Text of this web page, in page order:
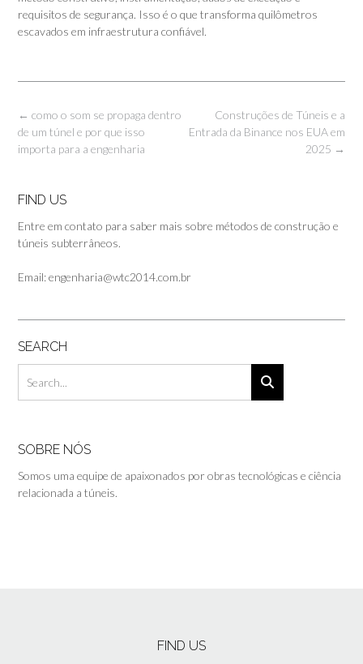
requisitos de segurança. Isso é o que transforma quilômetros
escavados em infraestrutura confiável.
Post
navigation
Construções de Túneis e a
Entrada da Binance nos EUA em
2025 →
← como o som se propaga dentro
de um túnel e por que isso
importa para a engenharia
FIND US
Entre em contato para saber mais sobre métodos de construção e
túneis subterrâneos.
Email: engenharia@wtc2014.com.br
SEARCH
SOBRE NÓS
Somos uma equipe de apaixonados por obras tecnológicas e ciência
relacionada a túneis.
FIND US